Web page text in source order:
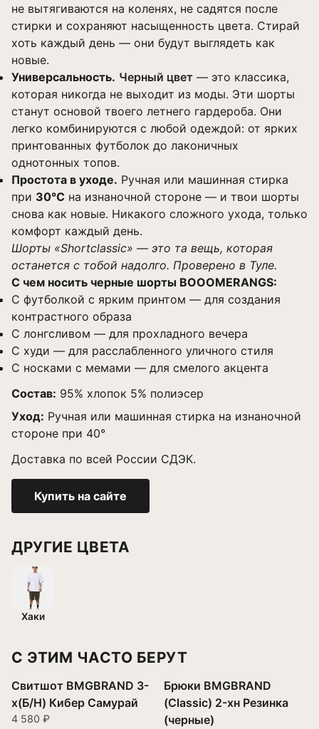
не вытягиваются на коленях, не садятся после
стирки и сохраняют насыщенность цвета. Стирай
хоть каждый день — они будут выглядеть как
новые.
Универсальность. Черный цвет — это классика,
которая никогда не выходит из моды. Эти шорты
станут основой твоего летнего гардероба. Они
легко комбинируются с любой одеждой: от ярких
принтованных футболок до лаконичных
однотонных топов.
Простота в уходе. Ручная или машинная стирка
при 30°C на изнаночной стороне — и твои шорты
снова как новые. Никакого сложного ухода, только
комфорт каждый день.
Шорты «Shortclassic» — это та вещь, которая
останется с тобой надолго. Проверено в Туле.
С чем носить черные шорты BOOOMERANGS:
С футболкой с ярким принтом — для создания
контрастного образа
С лонгсливом — для прохладного вечера
С худи — для расслабленного уличного стиля
С носками с мемами — для смелого акцента
Состав: 95% хлопок 5% полиэсер
Уход: Ручная или машинная стирка на изнаночной
стороне при 40°
Доставка по всей России СДЭК.
Купить на сайте
ДРУГИЕ ЦВЕТА
Хаки
С ЭТИМ ЧАСТО БЕРУТ
Свитшот BMGBRAND 3-
х(Б/Н) Кибер Самурай
4 580 ₽
Брюки BMGBRAND
(Classic) 2-хн Резинка
(черные)